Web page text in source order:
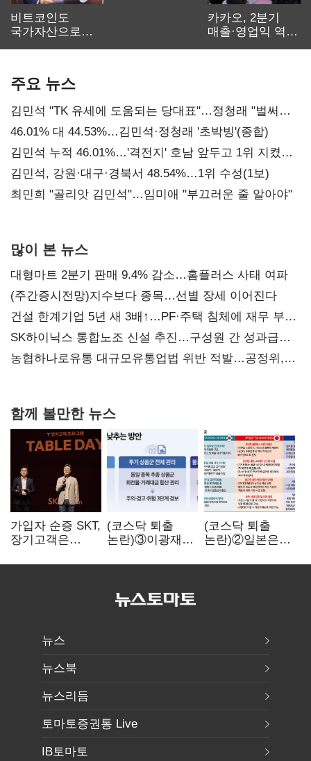
비트코인도
국가자산으로…'
카카오, 2분기
매출·영업익 역대
주요 뉴스
김민석 "TK 유세에 도움되는 당대표"…정청래 "벌써
대표된 양 당직 배분"
46.01% 대 44.53%…김민석·정청래 '초박빙'(종합)
김민석 누적 46.01%…'격전지' 호남 앞두고 1위 지켰다
(2보)
김민석, 강원·대구·경북서 48.54%…1위 수성(1보)
최민희 "골리앗 김민석"…임미애 "부끄러운 줄 알아야"
많이 본 뉴스
대형마트 2분기 판매 9.4% 감소…홈플러스 사태 여파
(주간증시전망)지수보다 종목…선별 장세 이어진다
건설 한계기업 5년 새 3배↑…PF·주택 침체에 재무 부담
확대
SK하이닉스 통합노조 신설 추진…구성원 간 성과급
불만 확산
농협하나로유통 대규모유통업법 위반 적발…공정위,
함께 볼만한 뉴스
가입자 순증 SKT,
장기고객은
챙긴다
(코스닥 퇴출
논란)③이광재
자동차 없애지는
(코스닥 퇴출
논란)②일본은
기다려주는데
뉴스
뉴스북
뉴스리듬
토마토증권통 Live
IB토마토